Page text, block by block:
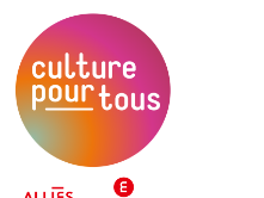
Accueil